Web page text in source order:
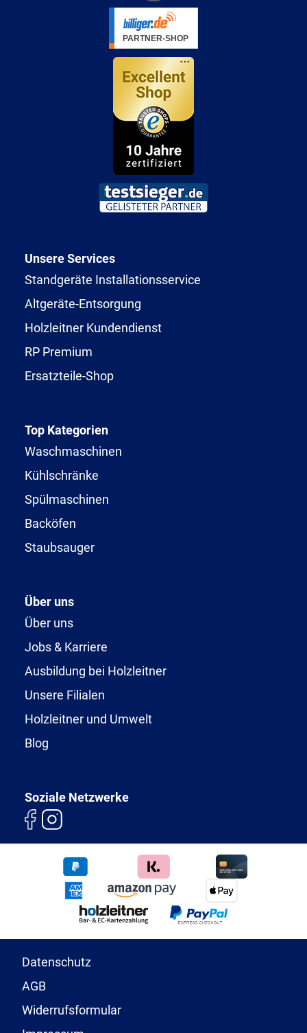
Unsere Services
Standgeräte Installationsservice
Altgeräte-Entsorgung
Holzleitner Kundendienst
RP Premium
Ersatzteile-Shop
Top Kategorien
Waschmaschinen
Kühlschränke
Spülmaschinen
Backöfen
Staubsauger
Über uns
Über uns
Jobs & Karriere
Ausbildung bei Holzleitner
Unsere Filialen
Holzleitner und Umwelt
Blog
Soziale Netzwerke
Datenschutz
AGB
Widerrufsformular